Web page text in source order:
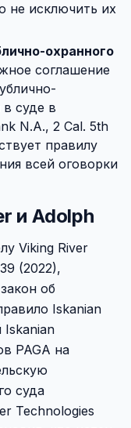
не исключить их
охранного
соглашение
в суде в
N.A., 2 Cal. 5th
правилу
всей оговорки
и Adolph
Viking River
(2022),
об
Iskanian
Iskanian
PAGA на
суда
Technologies